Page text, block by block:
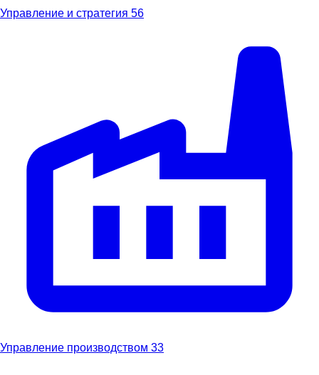
Управление и стратегия 56
Управление производством 33